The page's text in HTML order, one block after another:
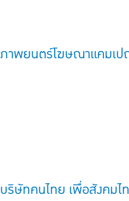
ภาพยนตร์โฆษณาแคมเ
บริษัทคนไทย เพื่อสังคมไ